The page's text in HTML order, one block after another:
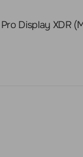
Display XDR